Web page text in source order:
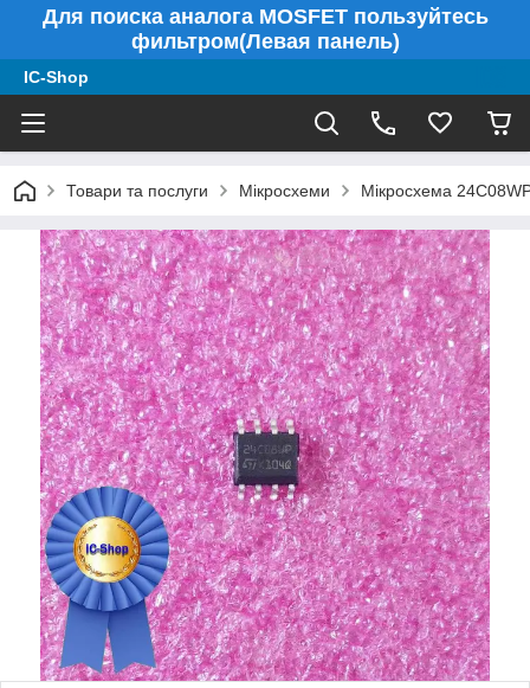
Для поиска аналога MOSFET пользуйтесь
фильтром(Левая панель)
IC-Shop
Товари та послуги Мікросхеми Мікросхема